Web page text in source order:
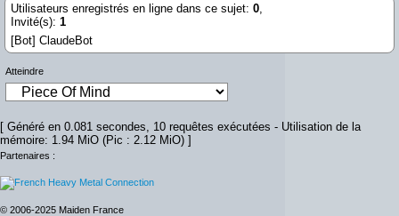
Utilisateurs enregistrés en ligne dans ce sujet: 0
Invité(s): 1
[Bot] ClaudeBot
Atteindre
[ Généré en 0.081 secondes, 10 requêtes exécutées - Utilisation de la
mémoire: 1.94 MiO (Pic : 2.12 MiO) ]
Partenaires :
© 2006-2025 Maiden France